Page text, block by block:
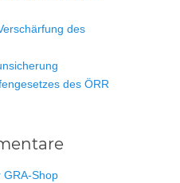
des
des ÖRR
GRA-Shop